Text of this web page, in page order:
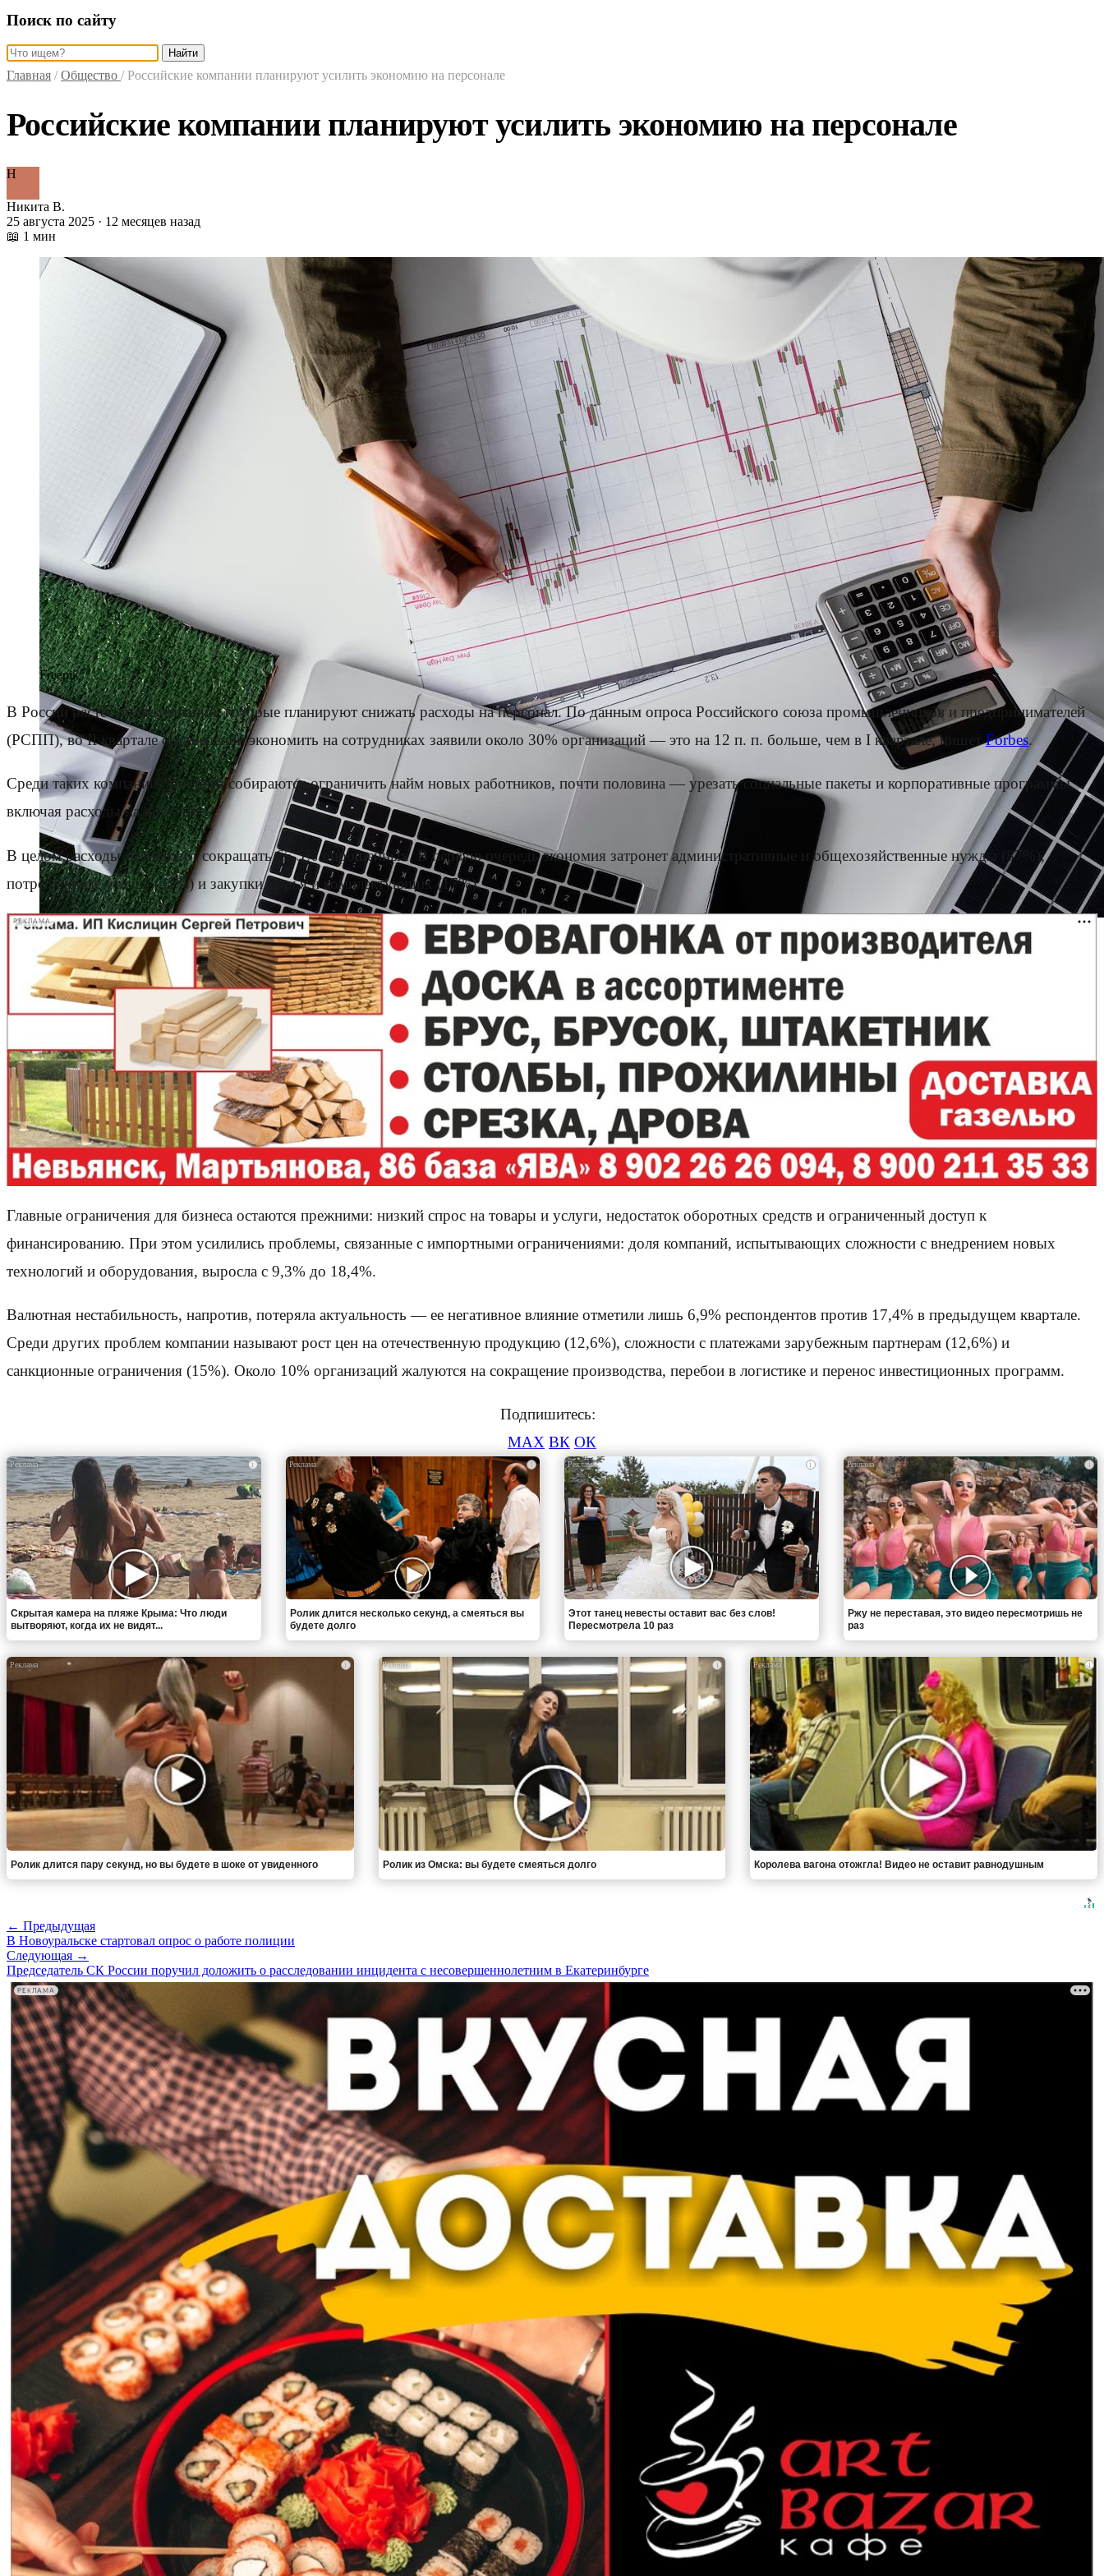
Поиск по сайту
Найти
Главная / Общество / Российские компании планируют усилить экономию на персонале
Российские компании планируют усилить экономию на персонале
Н
Никита В.
25 августа 2025 · 12 месяцев назад
📖 1 мин
Freepik
В России растет доля компаний, которые планируют снижать расходы на персонал. По данным опроса Российского союза промышленников и предпринимателей
(РСПП), во II квартале о намерении экономить на сотрудниках заявили около 30% организаций — это на 12 п. п. больше, чем в I квартале, пишетForbes.
Среди таких компаний две трети собираются ограничить найм новых работников, почти половина — урезать социальные пакеты и корпоративные программы,
включая расходы на обучение.
В целом расходы планируют сокращать 65,5% опрошенных. В первую очередь экономия затронет административные и общехозяйственные нужды (87%),
потребляемые услуги (45%) и закупки сырья и комплектующих (17%).
РЕКЛАМА
Главные ограничения для бизнеса остаются прежними: низкий спрос на товары и услуги, недостаток оборотных средств и ограниченный доступ к
финансированию. При этом усилились проблемы, связанные с импортными ограничениями: доля компаний, испытывающих сложности с внедрением новых
технологий и оборудования, выросла с 9,3% до 18,4%.
Валютная нестабильность, напротив, потеряла актуальность — ее негативное влияние отметили лишь 6,9% респондентов против 17,4% в предыдущем квартале.
Среди других проблем компании называют рост цен на отечественную продукцию (12,6%), сложности с платежами зарубежным партнерам (12,6%) и
санкционные ограничения (15%). Около 10% организаций жалуются на сокращение производства, перебои в логистике и перенос инвестиционных программ.
Подпишитесь:
MAX ВК ОК
i
Скрытая камера на пляже Крыма: Что люди
вытворяют, когда их не видят...
i
Ролик длится несколько секунд, а смеяться вы
будете долго
i
Этот танец невесты оставит вас без слов!
Пересмотрела 10 раз
i
Ржу не переставая, это видео пересмотришь не
раз
i
Ролик длится пару секунд, но вы будете в шоке от увиденного
i
Ролик из Омска: вы будете смеяться долго
i
Королева вагона отожгла! Видео не оставит равнодушным
← Предыдущая
В Новоуральске стартовал опрос о работе полиции
Следующая →
Председатель СК России поручил доложить о расследовании инцидента с несовершеннолетним в Екатеринбурге
РЕКЛАМА